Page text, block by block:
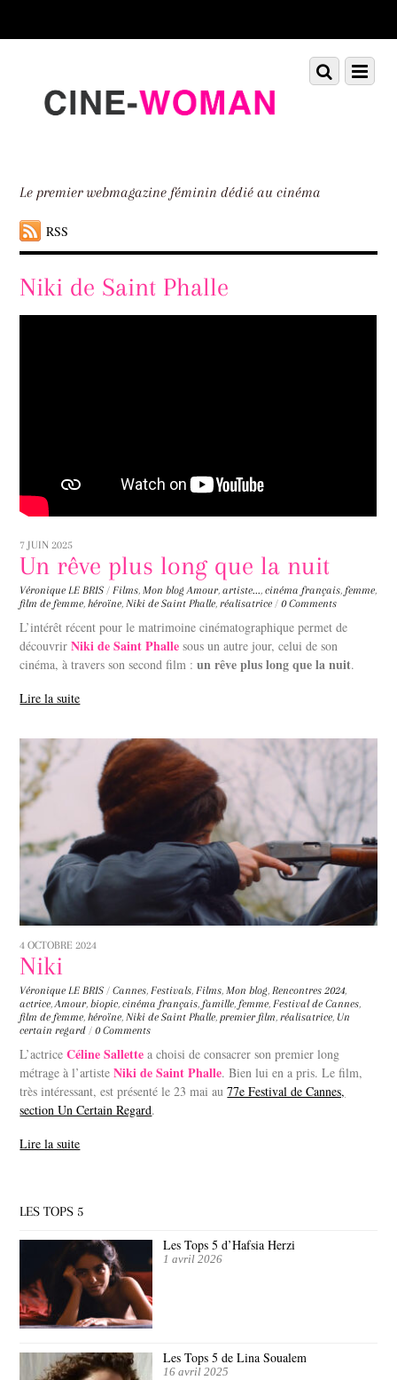
down
Le premier webmagazine féminin dédié au cinéma
RSS
Menu
Scroll
down
Niki de Saint Phalle
7 JUIN 2025
Un rêve plus long que la nuit
Véronique LE BRIS / Films,Mon blog Amour,artiste...,cinéma français, femme,
film de femme,héroïne,Niki de Saint Phalle,réalisatrice / 0 Comments
L’intérêt récent pour le matrimoine cinématographique permet de
découvrirNiki de Saint Phalle sous un autre jour, celui de son
cinéma, à travers son second film :un rêve plus long que la nuit.
Lire la suite
4 OCTOBRE 2024
Niki
Véronique LE BRIS / Cannes,Festivals,Films,Mon blog,Rencontres 2024,
actrice,Amour,biopic,cinéma français, famille, femme,Festival de Cannes,
film de femme,héroïne,Niki de Saint Phalle,premier film,réalisatrice, Un
certain regard / 0 Comments
L’actriceCéline Sallette a choisi de consacrer son premier long
métrage à l’artisteNiki de Saint Phalle. Bien lui en a pris. Le film,
très intéressant, est présenté le 23 mai au77e Festival de Cannes,
section Un Certain Regard.
Lire la suite
LES TOPS 5
Les Tops 5 d’Hafsia Herzi
1 avril 2026
Les Tops 5 de Lina Soualem
16 avril 2025